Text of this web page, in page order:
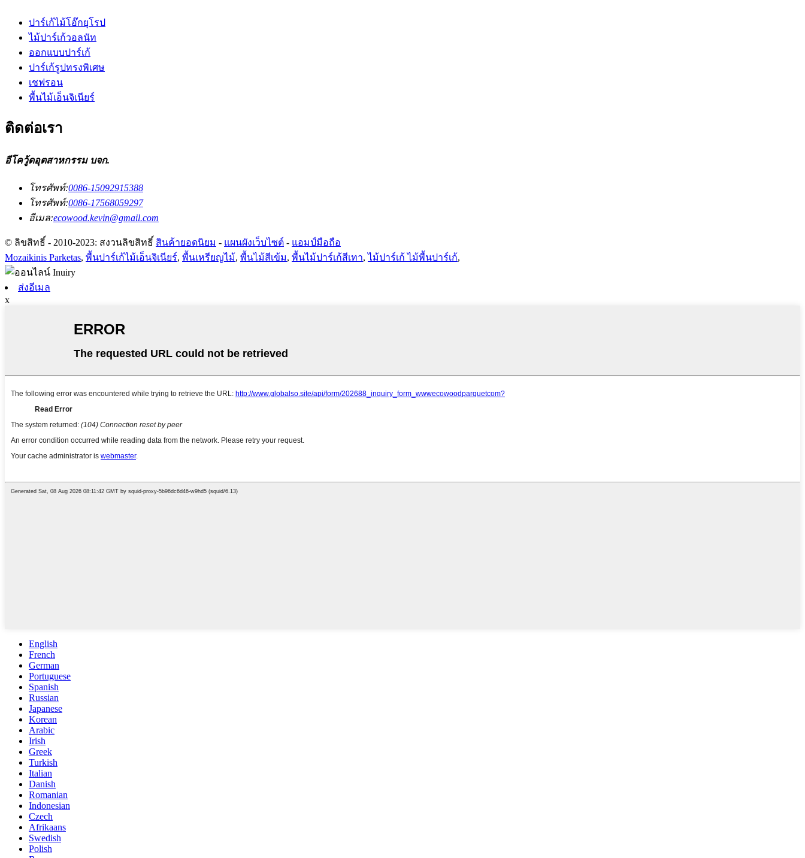
ปาร์เก้ไม้โอ๊กยุโรป
ไม้ปาร์เก้วอลนัท
ออกแบบปาร์เก้
ปาร์เก้รูปทรงพิเศษ
เชฟรอน
พื้นไม้เอ็นจิเนียร์
ติดต่อเรา
อีโควู้ดอุตสาหกรรม บจก.
โทรศัพท์:0086-15092915388
โทรศัพท์:0086-17568059297
อีเมล:ecowood.kevin@gmail.com
© ลิขสิทธิ์ - 2010-2023: สงวนลิขสิทธิ์ สินค้ายอดนิยม - แผนผังเว็บไซต์ - แอมป์มือถือ
Mozaikinis Parketas, พื้นปาร์เก้ไม้เอ็นจิเนียร์, พื้นเหรียญไม้, พื้นไม้สีเข้ม, พื้นไม้ปาร์เก้สีเทา,ไม้ปาร์เก้ ไม้พื้นปาร์เก้,
ส่งอีเมล
x
English
French
German
Portuguese
Spanish
Russian
Japanese
Korean
Arabic
Irish
Greek
Turkish
Italian
Danish
Romanian
Indonesian
Czech
Afrikaans
Swedish
Polish